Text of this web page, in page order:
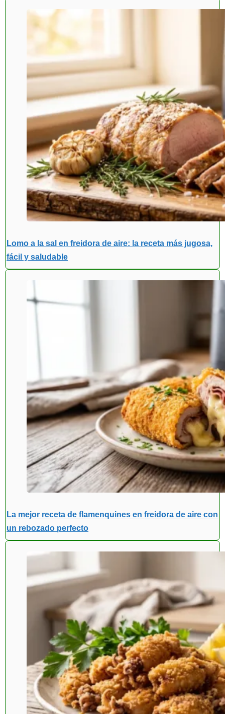
Lomo a la sal en freidora de aire: la receta más jugosa,
fácil y saludable
La mejor receta de flamenquines en freidora de aire con
un rebozado perfecto